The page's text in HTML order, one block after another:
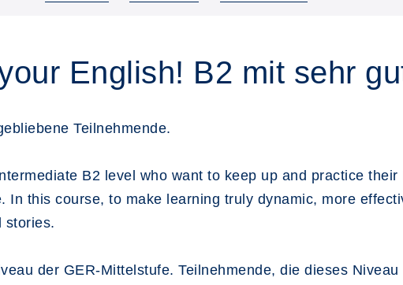
English! B2 mit sehr
Teilnehmende.
B2 level who want to keep up and practice
In this course, to make learning truly dynamic, more
stories.
der GER-Mittelstufe. Teilnehmende, die dieses